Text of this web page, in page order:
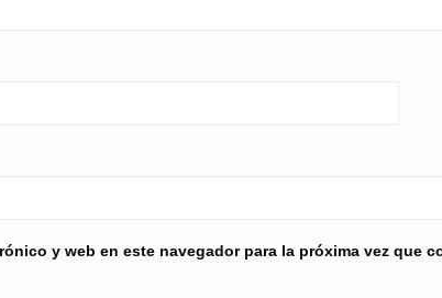
y web en este navegador para la próxima vez que